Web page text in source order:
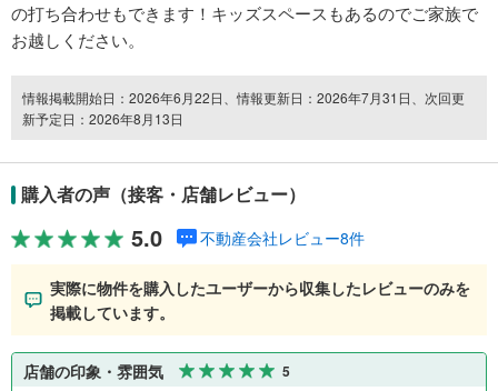
の打ち合わせもできます！キッズスペースもあるのでご家族で
お越しください。
情報掲載開始日：2026年6月22日、情報更新日：2026年7月31日、次回更
新予定日：2026年8月13日
購入者の声（接客・店舗レビュー）
5.0 不動産会社レビュー8件
実際に物件を購入したユーザーから収集したレビューのみを
掲載しています。
店舗の印象・雰囲気 5